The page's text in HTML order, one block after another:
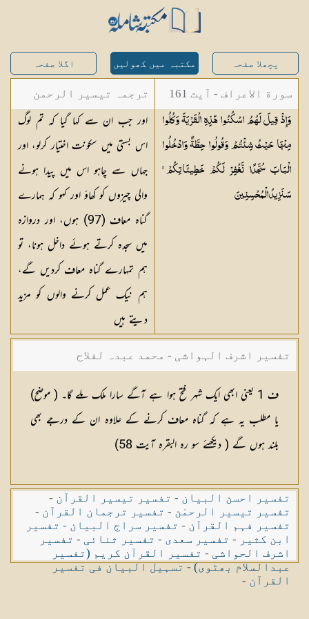
پچھلا صفحہ مکتبہ میں کھولیں اگلا صفحہ
سورة الاعراف - آیت 161
وَإِذْ قِيلَ لَهُمُ اسْكُنُوا هَٰذِهِ الْقَرْيَةَ وَكُلُوا
مِنْهَا حَيْثُ شِئْتُمْ وَقُولُوا حِطَّةٌ وَادْخُلُوا
الْبَابَ سُجَّدًا نَّغْفِرْ لَكُمْ خَطِيئَاتِكُمْ ۚ
سَنَزِيدُالْمُحْسِنِينَ
ترجمہ تیسیر الرحمن
لبیان القرآن - محمد
لقمان سلفی
اور جب ان سے کہا گیا کہ تم لوگ
اس بستی میں سکونت اختیار کرلو، اور
جہاں سے چاہو اس میں پیدا ہونے
والی چیزوں کو کھاؤ اور کہو کہ ہمارے
گناہ معاف (97) ہوں، اور دروازہ
میں سجدہ کرتے ہوئے داخل ہونا، تو
ہم تمہارے گناہ معاف کردیں گے،
ہم نیک عمل کرنے والوں کو مزید
دیتے ہیں
تفسیر اشرف الہواشی - محمد عبدہ لفلاح
ف 1 یعنی ابھی ایک شہر فتح ہوا ہے آگے سارا ملک ملے گا۔ ( موضح)
یا مطلب یہ ہے کہ گناہ معاف کرنے کے علاوہ ان کے درجے بھی
بلند ہوں گے ( دیکھئے سو رہ البقرہ آیت 58)
تفسیر احسن البیان - تفسیر تیسیر القرآن -
تفسیر تیسیر الرحمٰن - تفسیر ترجمان القرآن -
تفسیر فہم القرآن - تفسیر سراج البیان - تفسیر
ابن کثیر - تفسیر سعدی - تفسیر ثنائی - تفسیر
اشرف الحواشی - تفسیر القرآن کریم (تفسیر
عبدالسلام بھٹوی)-تسہیل البیان فی تفسیر
القرآن -